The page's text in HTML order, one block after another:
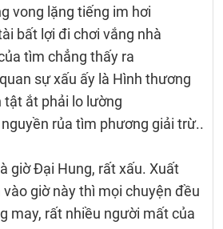
vong lặng tiếng im hơi
bất lợi đi chơi vắng nhà
tìm chẳng thấy ra
sự xấu ấy là Hình thương
tật ắt phải lo lường
nguyền rủa tìm phương giải trừ..
giờ Đại Hung, rất xấu. Xuất
vào giờ này thì mọi chuyện đều
may, rất nhiều người mất của